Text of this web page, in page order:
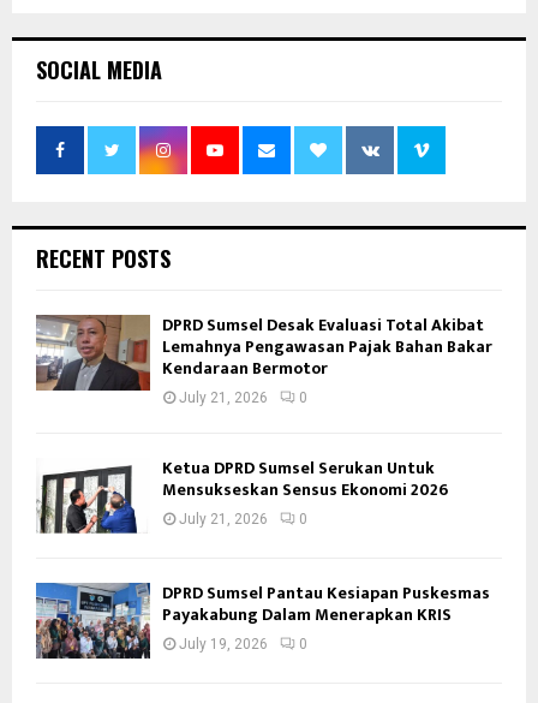
SOCIAL MEDIA
RECENT POSTS
DPRD Sumsel Desak Evaluasi Total Akibat
Lemahnya Pengawasan Pajak Bahan Bakar
Kendaraan Bermotor
July 21, 2026 0
Ketua DPRD Sumsel Serukan Untuk
Mensukseskan Sensus Ekonomi 2026
July 21, 2026 0
DPRD Sumsel Pantau Kesiapan Puskesmas
Payakabung Dalam Menerapkan KRIS
July 19, 2026 0